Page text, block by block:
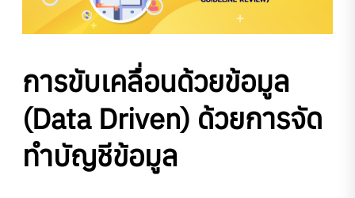
การขับเคลื่อนด้วยข้อมูล
(Data Driven) ด้วยการจัด
ทำบัญชีข้อมูล